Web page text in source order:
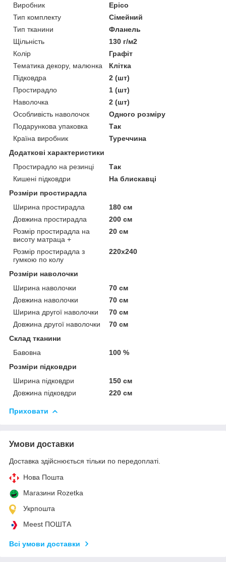
Виробник
Epico
Тип комплекту
Сімейний
Тип тканини
Фланель
Щільність
130 г/м2
Колір
Графіт
Тематика декору, малюнка
Клітка
Підковдра
2 (шт)
Простирадло
1 (шт)
Наволочка
2 (шт)
Особливість наволочок
Одного розміру
Подарункова упаковка
Так
Країна виробник
Туреччина
Додаткові характеристики
Простирадло на резинці
Так
Кишені підковдри
На блискавці
Розміри простирадла
Ширина простирадла
180 см
Довжина простирадла
200 см
Розмір простирадла на
висоту матраца +
20 см
Розмір простирадла з
гумкою по колу
220х240
Розміри наволочки
Ширина наволочки
70 см
Довжина наволочки
70 см
Ширина другої наволочки
70 см
Довжина другої наволочки
70 см
Склад тканини
Бавовна
100 %
Розміри підковдри
Ширина підковдри
150 см
Довжина підковдри
220 см
Приховати
Умови доставки
Доставка здійснюється тільки по передоплаті.
Нова Пошта
Магазини Rozetka
Укрпошта
Meest ПОШТА
Всі умови доставки